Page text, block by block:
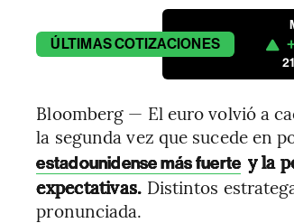
ÚLTIMASCOTIZACIONES
Bloomberg — El euro volvió a
la segunda vez que sucede en
estadounidense más fuerte y la
expectativas. Distintos
pronunciada.